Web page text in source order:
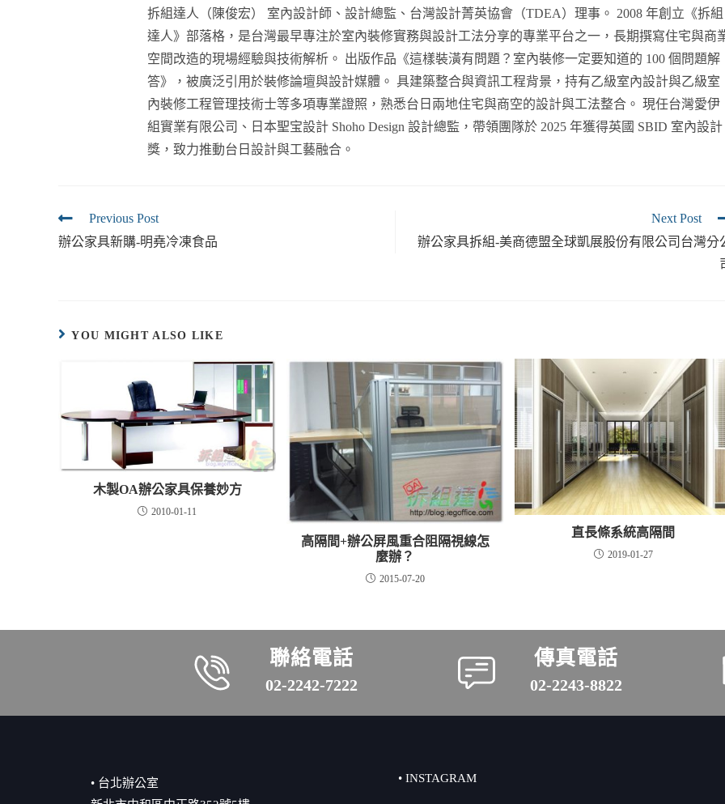
拆組達人（陳俊宏） 室內設計師、設計總監、台灣設計菁英協會（TDEA）理事。 2008 年創立《拆組
達人》部落格，是台灣最早專注於室內裝修實務與設計工法分享的專業平台之一，長期撰寫住宅與商
空間改造的現場經驗與技術解析。 出版作品《這樣裝潢有問題？室內裝修一定要知道的 100 個問題解
答》，被廣泛引用於裝修論壇與設計媒體。 具建築整合與資訊工程背景，持有乙級室內設計與乙級室
內裝修工程管理技術士等多項專業證照，熟悉台日兩地住宅與商空的設計與工法整合。 現任台灣愛伊
組實業有限公司、日本聖宝設計 Shoho Design 設計總監，帶領團隊於 2025 年獲得英國 SBID 室內設計
獎，致力推動台日設計與工藝融合。
Previous Post
辦公家具新購-明堯冷凍食品
Next Post
辦公家具拆組-美商德盟全球凱展股份有限公司台灣分
YOU MIGHT ALSO LIKE
木製OA辦公家具保養妙方
2010-01-11
高隔間+辦公屏風重合阻隔視線怎
麼辦？
2015-07-20
直長條系統高隔間
2019-01-27
聯絡電話
02-2242-7222
傳真電話
02-2243-8822
• 台北辦公室
• INSTAGRAM